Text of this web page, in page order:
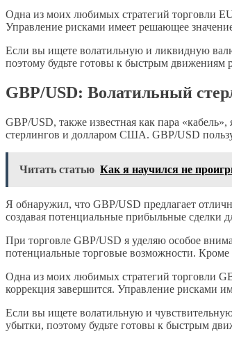
Одна из моих любимых стратегий торговли
Управление рисками имеет решающее
Если вы ищете волатильную и ликвидную
поэтому будьте готовы к быстрым
GBP/USD: Волатильный
GBP/USD, также известная как пара
стерлингов и долларом США. GBP/USD
Читать статью Как я научился не
Я обнаружил, что GBP/USD предлагает
создавая потенциальные прибыльные сделки
При торговле GBP/USD я уделяю особое
потенциальные торговые возможности.
Одна из моих любимых стратегий торговли
коррекция завершится. Управление рисками
Если вы ищете волатильную и
убытки, поэтому будьте готовы к быстрым